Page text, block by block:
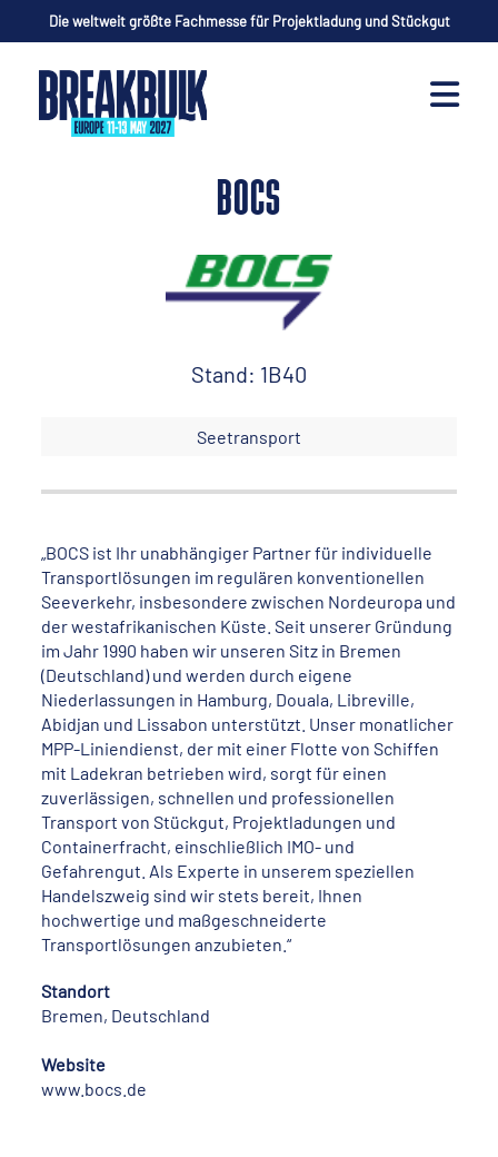
Die weltweit größte Fachmesse für Projektladung und Stückgut
BOCS
Stand: 1B40
Seetransport
„BOCS ist Ihr unabhängiger Partner für individuelle
Transportlösungen im regulären konventionellen
Seeverkehr, insbesondere zwischen Nordeuropa und
der westafrikanischen Küste. Seit unserer Gründung
im Jahr 1990 haben wir unseren Sitz in Bremen
(Deutschland) und werden durch eigene
Niederlassungen in Hamburg, Douala, Libreville,
Abidjan und Lissabon unterstützt. Unser monatlicher
MPP-Liniendienst, der mit einer Flotte von Schiffen
mit Ladekran betrieben wird, sorgt für einen
zuverlässigen, schnellen und professionellen
Transport von Stückgut, Projektladungen und
Containerfracht, einschließlich IMO- und
Gefahrengut. Als Experte in unserem speziellen
Handelszweig sind wir stets bereit, Ihnen
hochwertige und maßgeschneiderte
Transportlösungen anzubieten.“
Standort
Bremen, Deutschland
Website
www.bocs.de